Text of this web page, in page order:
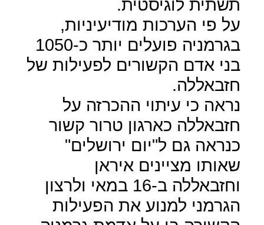
תשתית לוגיסטית.
על פי הערכות מודיעיניות,
בגרמניה פועלים יותר כ-1050
בני אדם הקשורים לפעילות של
חזבאללה.
נראה כי עיתוי ההכרזה על
חזבאללה כארגון טרור קשור
כנראה גם ל"יום ירושלים"
שאותו מציינים איראן
וחזבאללה ב-16 במאי ולרצון
הגרמני למנוע את הפעילות